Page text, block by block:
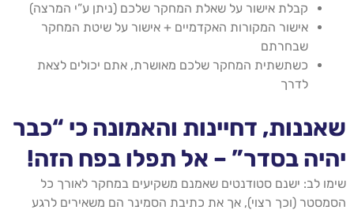
קבלת אישור על שאלת המחקר שלכם (ניתן ע”י המרצה)
אישור המקורות האקדמיים + אישור על שיטת המחקר
שבחרתם
כשתשתית המחקר שלכם מאושרת, אתם יכולים לצאת
לדרך
שאננות, דחיינות והאמונה כי “כבר
יהיה בסדר” – אל תפלו בפח הזה!
שימו לב: ישנם סטודנטים שאמנם משקיעים במחקר לאורך כל
הסמסטר (וכך רצוי), אך את כתיבת הסמינר הם משאירים לרגע